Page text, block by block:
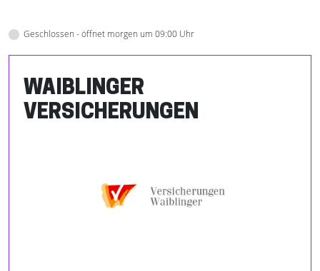
Geschlossen - öffnet morgen um 09:00 Uhr
WAIBLINGER
VERSICHERUNGEN